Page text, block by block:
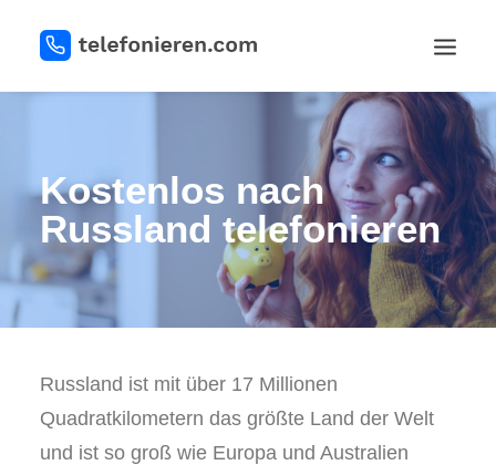
Kostenlos nach
Russland telefonieren
Russland ist mit über 17 Millionen
Quadratkilometern das größte Land der Welt
und ist so groß wie Europa und Australien